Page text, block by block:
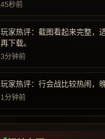
45秒前
玩家热评：截图看起来完整，
再下载。
3分钟前
玩家热评：行会战比较热闹，
1分钟前